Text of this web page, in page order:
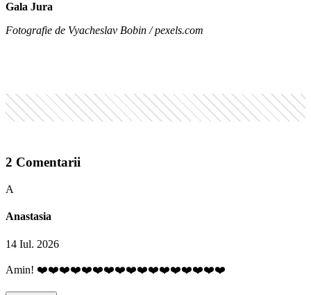
Gala Jura
Fotografie de Vyacheslav Bobin / pexels.com
2 Comentarii
A
Anastasia
14 Iul. 2026
Amin! ❤️❤️❤️❤️❤️❤️❤️❤️❤️❤️❤️❤️❤️❤️❤️❤️❤️